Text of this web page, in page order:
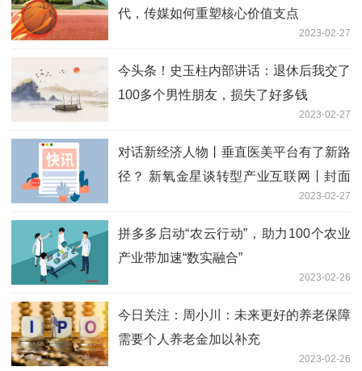
代，传媒如何重塑核心价值支点
2023-02-27
今头条！史玉柱内部讲话：退休后我交了
100多个男性朋友，损失了好多钱
2023-02-27
对话新经济人物丨垂直医美平台有了新路
径？ 新氧金星谈转型产业互联网丨封面
2023-02-27
拼多多启动“农云行动”，助力100个农业
产业带加速“数实融合”
2023-02-26
今日关注：周小川：未来更好的养老保障
需要个人养老金加以补充
2023-02-26